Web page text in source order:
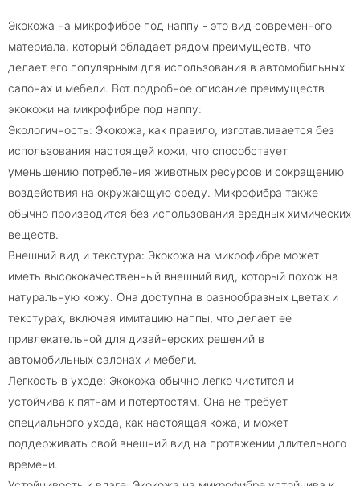
Экокожа на микрофибре под наппу - это вид современного
материала, который обладает рядом преимуществ, что
делает его популярным для использования в автомобильных
салонах и мебели. Вот подробное описание преимуществ
экокожи на микрофибре под наппу:
Экологичность: Экокожа, как правило, изготавливается без
использования настоящей кожи, что способствует
уменьшению потребления животных ресурсов и сокращению
воздействия на окружающую среду. Микрофибра также
обычно производится без использования вредных химических
веществ.
Внешний вид и текстура: Экокожа на микрофибре может
иметь высококачественный внешний вид, который похож на
натуральную кожу. Она доступна в разнообразных цветах и
текстурах, включая имитацию наппы, что делает ее
привлекательной для дизайнерских решений в
автомобильных салонах и мебели.
Легкость в уходе: Экокожа обычно легко чистится и
устойчива к пятнам и потертостям. Она не требует
специального ухода, как настоящая кожа, и может
поддерживать свой внешний вид на протяжении длительного
времени.